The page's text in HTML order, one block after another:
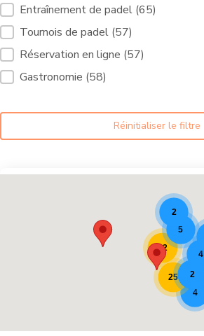
Entraînement de padel (65)
Tournois de padel (57)
Réservation en ligne (57)
Gastronomie (58)
Réinitialiser le filtre
22
4
4
25
5
2
2